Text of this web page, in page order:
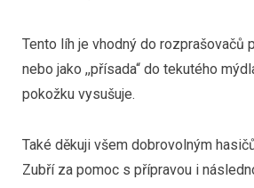
Tento líh je vhodný do rozprašovačů
nebo jako ,,přísada“ do tekutého
pokožku vysušuje.
Také děkuji všem dobrovolným
Zubří za pomoc s přípravou i